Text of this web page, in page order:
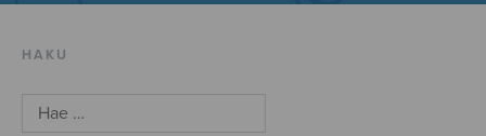
HAKU